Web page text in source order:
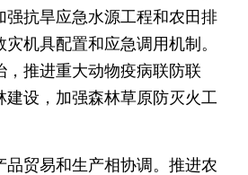
强抗旱应急水源工程和农田排
机具配置和应急调用机制。
，推进重大动物疫病联防联
建设，加强森林草原防灭火工
贸易和生产相协调。推进农